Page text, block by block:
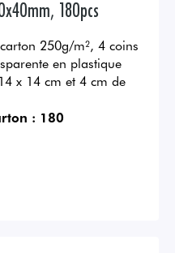
180pcs
250g/m², 4 coins
en plastique
x 14 cm et 4 cm de
: 180